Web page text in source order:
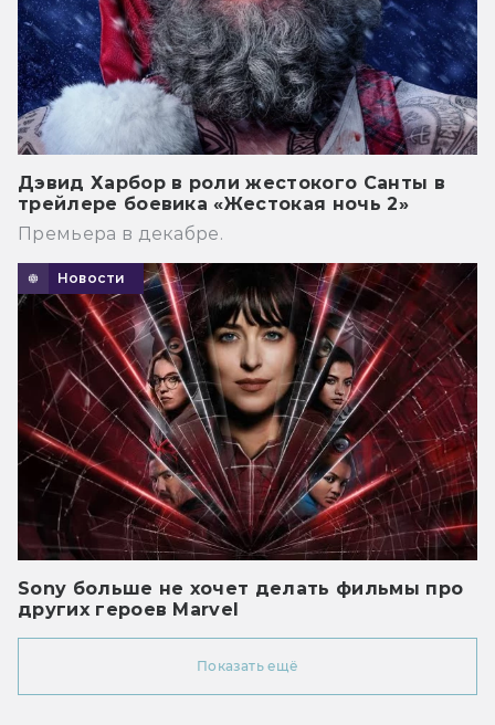
Дэвид Харбор в роли жестокого Санты в
трейлере боевика «Жестокая ночь 2»
Премьера в декабре.
Новости
Sony больше не хочет делать фильмы про
других героев Marvel
Показать ещё